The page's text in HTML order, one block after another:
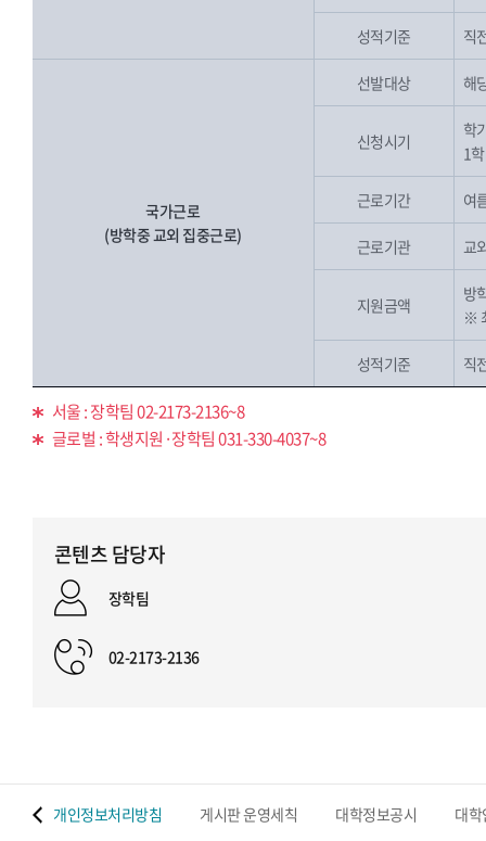
성적기준 직
국가근로
(방학중 교외 집중근로)
선발대상 해
신청시기
학
1
근로기간 여
근로기관 교
지원금액
방
※
성적기준 직
서울 : 장학팀 02-2173-2136~8
글로벌 : 학생지원·장학팀 031-330-4037~8
콘텐츠 담당자
장학팀
02-2173-2136
개인정보처리방침 게시판 운영세칙 대학정보공시 대